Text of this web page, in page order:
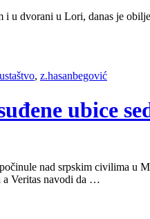
dvorani u Lori, danas je
ustaštvo, z.hasanbegović
ubice
nad srpskim civilima u
a Veritas navodi da …